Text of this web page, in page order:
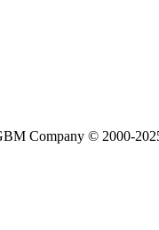
Company © 2000-